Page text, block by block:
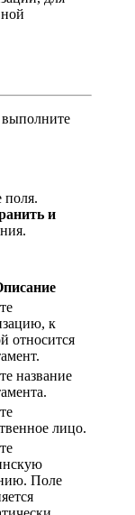
выполните
поля.
и
к
относится
название
лицо.
Поле